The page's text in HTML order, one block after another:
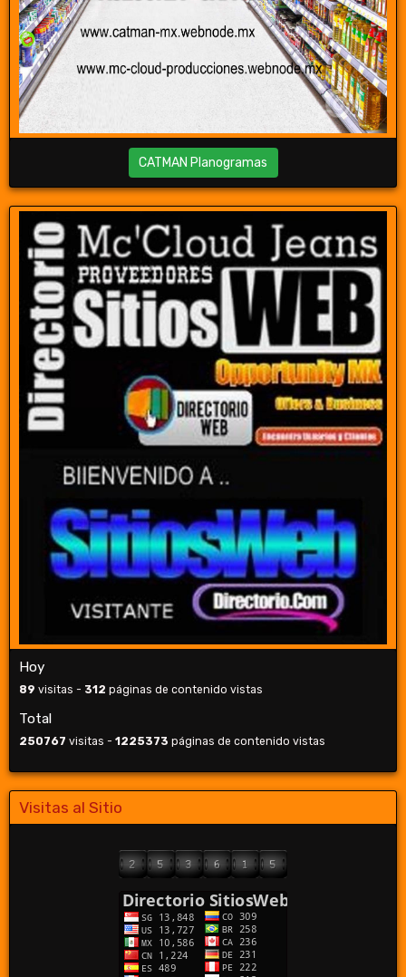
CATMAN Planogramas
Hoy
89 visitas - 312 páginas de contenido vistas
Total
250767 visitas - 1225373 páginas de contenido vistas
Visitas al Sitio